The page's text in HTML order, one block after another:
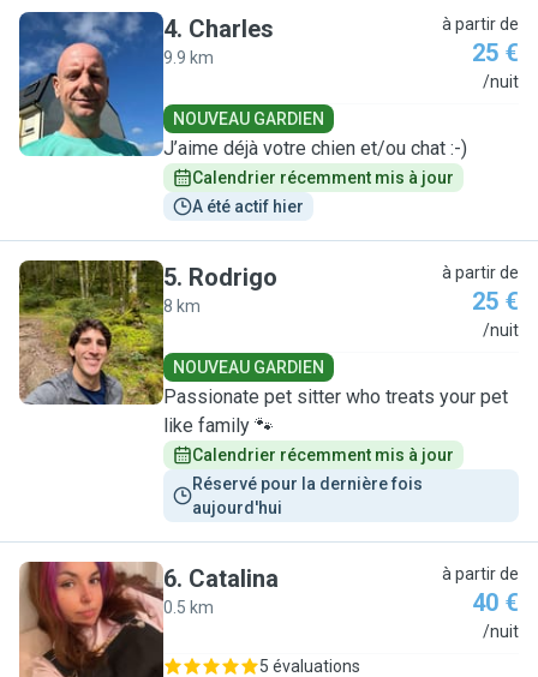
C
4. Charles
9.9 km
à partir de
25 €
/nuit
NOUVEAU GARDIEN
J’aime déjà votre chien et/ou chat :-)
Calendrier récemment mis à jour
A été actif hier
R
5. Rodrigo
8 km
à partir de
25 €
/nuit
NOUVEAU GARDIEN
Passionate pet sitter who treats your pet
like family 🐾
Calendrier récemment mis à jour
Réservé pour la dernière fois
aujourd'hui
C
6. Catalina
0.5 km
à partir de
40 €
/nuit
5 évaluations